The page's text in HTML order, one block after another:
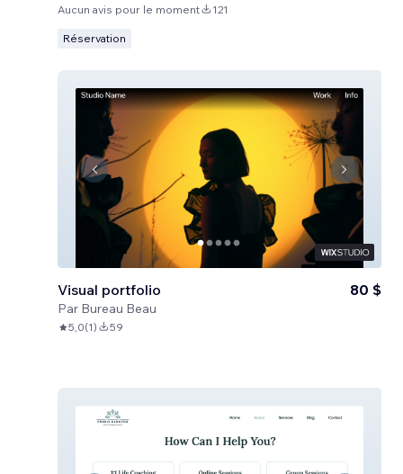
Aucun avis pour le moment 121
Réservation
Visual portfolio
Par Bureau Beau
80 $
5,0(1) 59